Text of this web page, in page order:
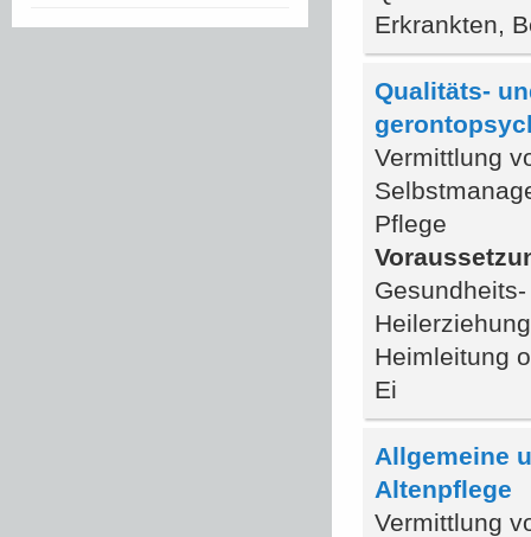
Erkrankten,
Qualitäts-
Vermittlung
Pflege
Heimleitung
Ei
Allgemeine
Altenpflege
Vermittlung